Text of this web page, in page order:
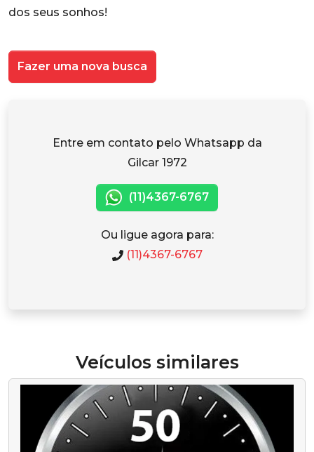
dos seus sonhos!
Fazer uma nova busca
Entre em contato pelo Whatsapp da
Gilcar 1972
(11)4367-6767
Ou ligue agora para:
(11)4367-6767
Veículos similares